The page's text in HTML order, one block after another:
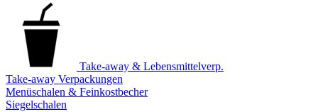
Take-away & Lebensmittelverp.
Take-away Verpackungen
Menüschalen & Feinkostbecher
Siegelschalen